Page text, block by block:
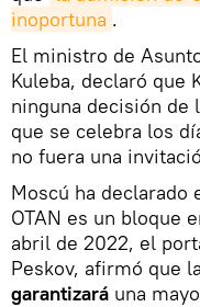
inoportuna .
El ministro de
Kuleba, declaró que
ninguna decisión
que se celebra los
no fuera una
Moscú ha declarado
OTAN es un bloque
abril de 2022, el
Peskov, afirmó que
garantizará una